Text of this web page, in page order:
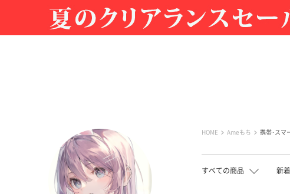
HOME Ameもち 携帯･スマ
すべての商品 新